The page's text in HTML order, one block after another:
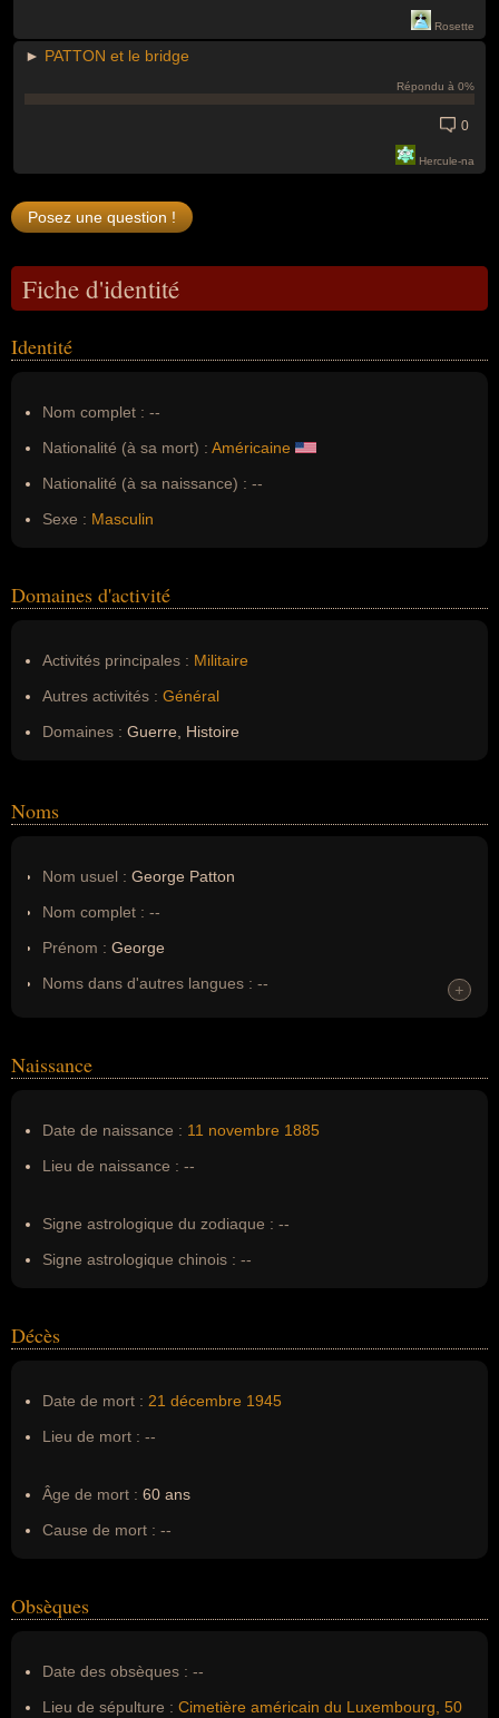
Rosette
► PATTON et le bridge
Répondu à 0%
0
Hercule-na
Fiche d'identité
Identité
Nom complet : --
Nationalité (à sa mort) : Américaine
Nationalité (à sa naissance) : --
Sexe : Masculin
Domaines d'activité
Activités principales : Militaire
Autres activités : Général
Domaines : Guerre, Histoire
Noms
Nom usuel : George Patton
Nom complet : --
Prénom : George
Noms dans d'autres langues : --
Nom de famille :Patton
+
Naissance
Date de naissance : 11 novembre 1885
Lieu de naissance : --
Signe astrologique du zodiaque : --
Signe astrologique chinois : --
Décès
Date de mort : 21 décembre 1945
Lieu de mort : --
Âge de mort : 60 ans
Cause de mort : --
Obsèques
Date des obsèques : --
Lieu de sépulture : Cimetière américain du Luxembourg, 50